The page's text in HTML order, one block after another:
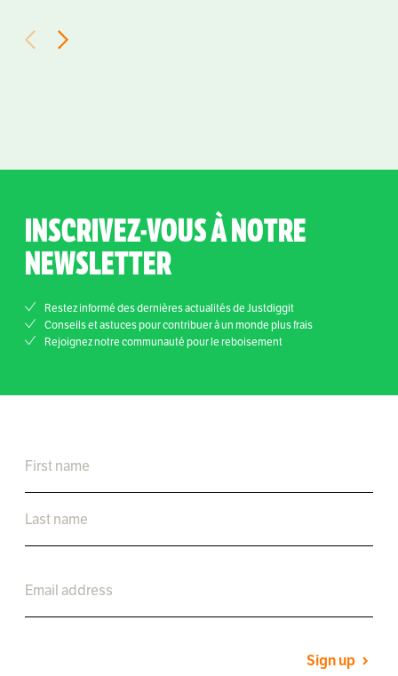
INSCRIVEZ-VOUS À NOTRE
NEWSLETTER
Restez informé des dernières actualités de Justdiggit
Conseils et astuces pour contribuer à un monde plus frais
Rejoignez notre communauté pour le reboisement
Sign up